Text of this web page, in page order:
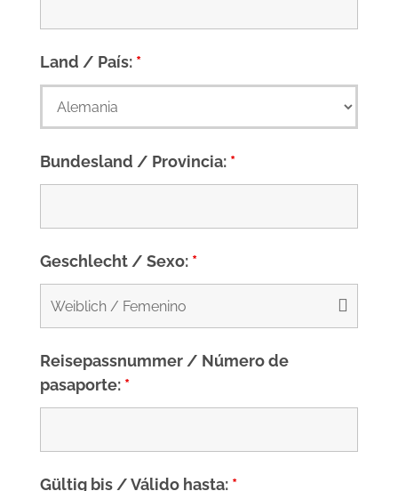
Land / País: *
Bundesland / Provincia: *
Geschlecht / Sexo: *
Reisepassnummer / Número de
pasaporte: *
Gültig bis / Válido hasta: *